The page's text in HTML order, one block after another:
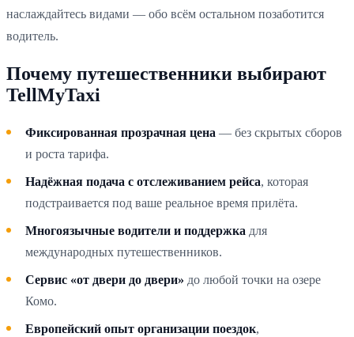
наслаждайтесь видами — обо всём остальном позаботится
водитель.
Почему путешественники выбирают
TellMyTaxi
Фиксированная прозрачная цена — без скрытых сборов
и роста тарифа.
Надёжная подача с отслеживанием рейса, которая
подстраивается под ваше реальное время прилёта.
Многоязычные водители и поддержка для
международных путешественников.
Сервис «от двери до двери» до любой точки на озере
Комо.
Европейский опыт организации поездок,